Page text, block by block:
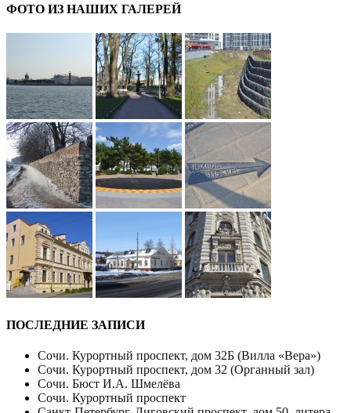
ФОТО ИЗ НАШИХ ГАЛЕРЕЙ
ПОСЛЕДНИЕ ЗАПИСИ
Сочи. Курортный проспект, дом 32Б (Вилла «Вера»)
Сочи. Курортный проспект, дом 32 (Органный зал)
Сочи. Бюст И.А. Шмелёва
Сочи. Курортный проспект